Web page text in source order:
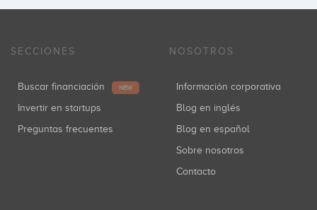
SECCIONES
Buscar financiación NEW
Invertir en startups
Preguntas frecuentes
NOSOTROS
Información corporativa
Blog en inglés
Blog en español
Sobre nosotros
Contacto